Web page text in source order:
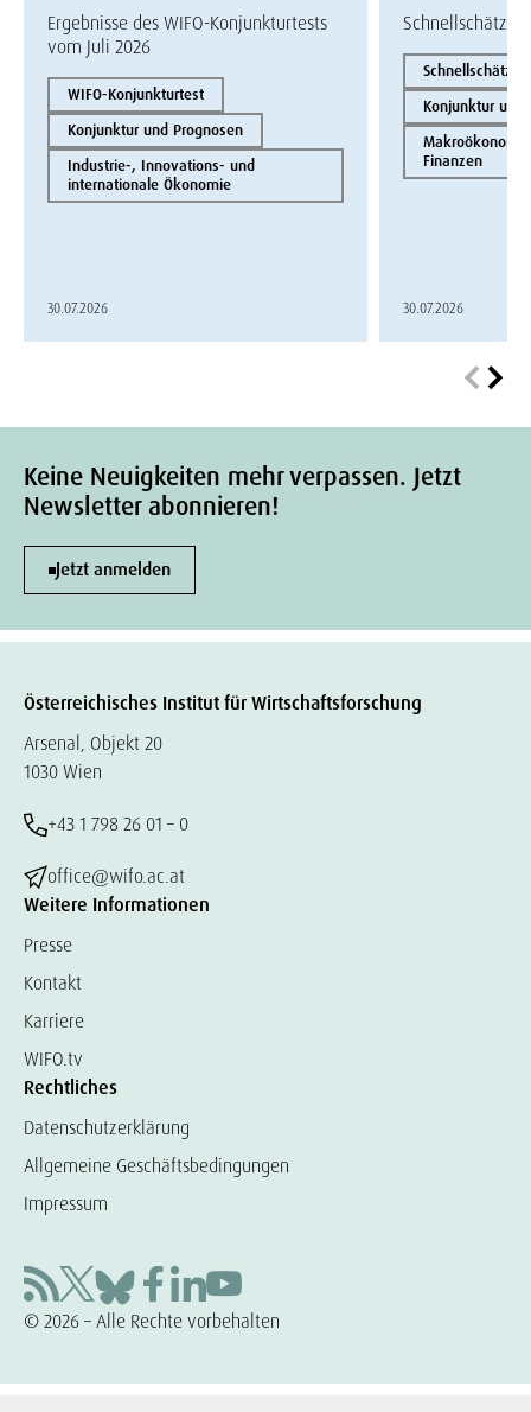
Ergebnisse des WIFO-Konjunkturtests
vom Juli 2026
WIFO-Konjunkturtest
Konjunktur und Prognosen
Industrie-, Innovations- und
internationale Ökonomie
30.07.2026
Konjunktur und
Finanzen
30.07.2026
Keine Neuigkeiten mehr verpassen. Jetzt
Newsletter abonnieren!
Jetzt anmelden
Österreichisches Institut für Wirtschaftsforschung
Arsenal, Objekt 20
1030 Wien
+43 1 798 26 01 – 0
office@wifo.ac.at
Weitere Informationen
Presse
Kontakt
Karriere
WIFO.tv
Rechtliches
Datenschutzerklärung
Allgemeine Geschäftsbedingungen
Impressum
© 2026 – Alle Rechte vorbehalten